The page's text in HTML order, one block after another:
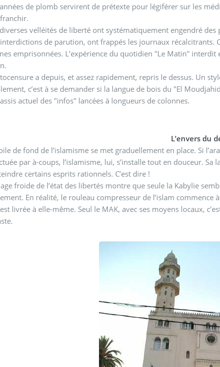
de plomb servirent de prétexte pour légiférer sur les
velléités de liberté ont systématiquement engendré
de parution, ont frappés les journaux récalcitrants.
emprisonnées. L’expérience du quotidien "Le Matin"
a depuis, et assez rapidement, repris le dessus. Un
c’est à se demander si la langue de bois du "El
actuel des "infos" lancées à longueurs de colonnes.
L’envers du
de fond de l’islamisme se met graduellement en place. Si
par à-coups, l’islamisme, lui, s’installe tout en douceur.
certains esprits rationnels. C’est dire !
froide de l’état des libertés montre que seule la Kabylie
En réalité, le rouleau compresseur de l’islam
livrée à elle-même. Seul le MAK, avec ses moyens locaux,